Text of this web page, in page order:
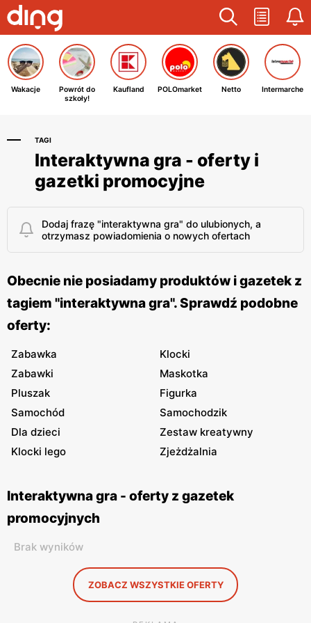
Wakacje
Powrót do
szkoły!
Kaufland POLOmarket Netto Intermarche
TAGI
Interaktywna gra - oferty i
gazetki promocyjne
Dodaj frazę "interaktywna gra" do ulubionych, a
otrzymasz powiadomienia o nowych ofertach
Obecnie nie posiadamy produktów i gazetek z
tagiem "interaktywna gra". Sprawdź podobne
oferty:
Zabawka
Klocki
Zabawki
Maskotka
Pluszak
Figurka
Samochód
Samochodzik
Dla dzieci
Zestaw kreatywny
Klocki lego
Zjeżdżalnia
Interaktywna gra - oferty z gazetek
promocyjnych
Brak wyników
ZOBACZ WSZYSTKIE OFERTY